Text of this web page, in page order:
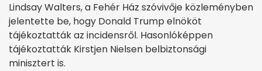
Lindsay Walters, a Fehér Ház szóvivője közleményben
jelentette be, hogy Donald Trump elnököt
tájékoztatták az incidensről. Hasonlóképpen
tájékoztatták Kirstjen Nielsen belbiztonsági
minisztert is.